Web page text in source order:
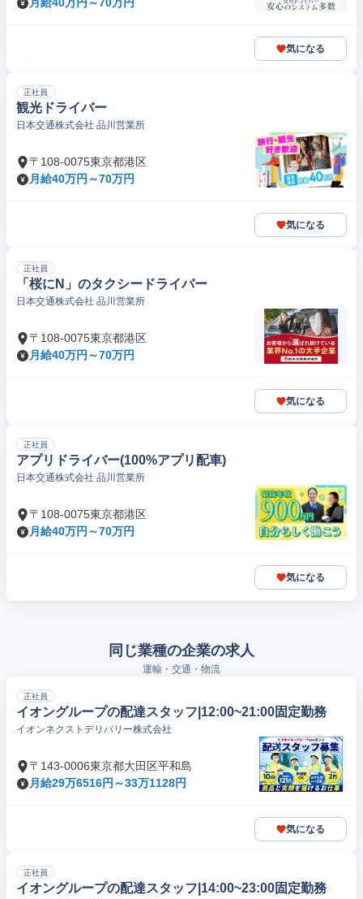
気になる
正社員
観光ドライバー
日本交通株式会社 品川営業所
〒108-0075東京都港区
月給40万円～70万円
気になる
正社員
「桜にN」のタクシードライバー
日本交通株式会社 品川営業所
〒108-0075東京都港区
月給40万円～70万円
気になる
正社員
アプリドライバー(100%アプリ配車)
日本交通株式会社 品川営業所
〒108-0075東京都港区
月給40万円～70万円
気になる
同じ業種の企業の求人
運輸・交通・物流
正社員
イオングループの配達スタッフ|12:00~21:00固定勤務
イオンネクストデリバリー株式会社
〒143-0006東京都大田区平和島
月給29万6516円～33万1128円
気になる
正社員
イオングループの配達スタッフ|14:00~23:00固定勤務